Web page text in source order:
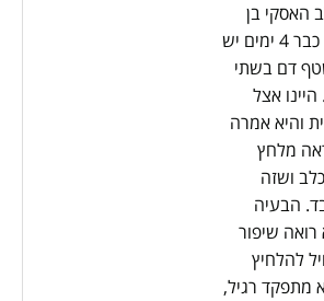
האסקי בן
שנתיים. כבר 4 ימים יש
דם בשתי
היינו אצל
והיא אמרה
מלחץ
ושזה
הבעיה
שיפור
להלחיץ
מתפקד רגיל,